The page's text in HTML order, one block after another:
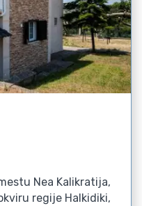
Nea Kalikratija,
regije Halkidiki,